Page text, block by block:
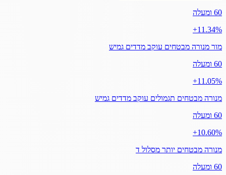
60 ומעלה
‎+11.34%
מור מנורה מבטחים עוקב מדדים גמיש
60 ומעלה
‎+11.05%
מנורה מבטחים תגמולים עוקב מדדים גמיש
60 ומעלה
‎+10.60%
מנורה מבטחים יותר מסלול ד
60 ומעלה